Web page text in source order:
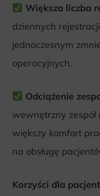
Większa liczba
dziennych
jednoczesnym
operacyjnych.
Odciążenie
wewnętrzny zespół
większy komfort
na obsługę
Korzyści dla